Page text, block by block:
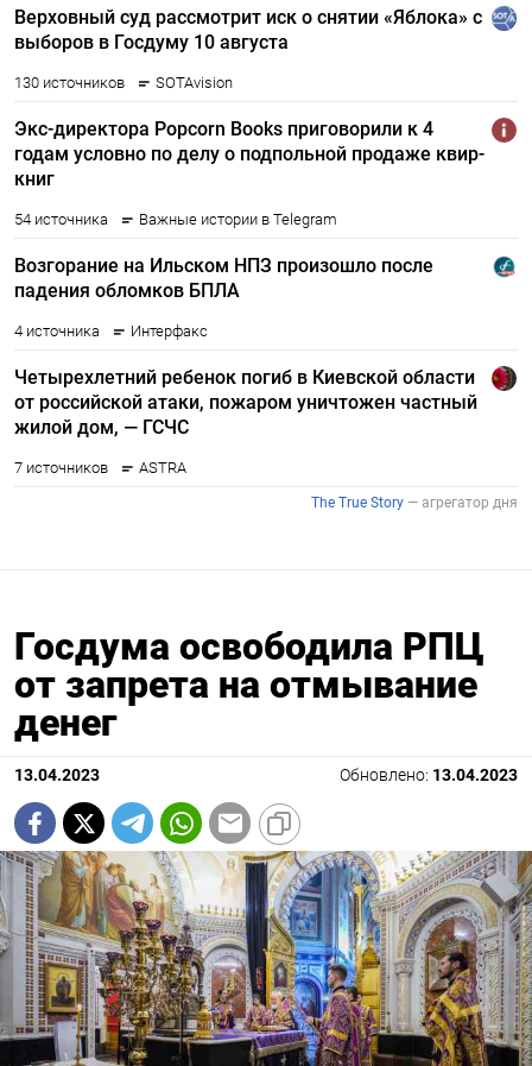
Госдума освободила РПЦ
от запрета на отмывание
денег
13.04.2023 Обновлено: 13.04.2023